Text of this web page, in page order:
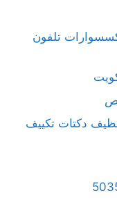
تلفون
دكتات تكييف